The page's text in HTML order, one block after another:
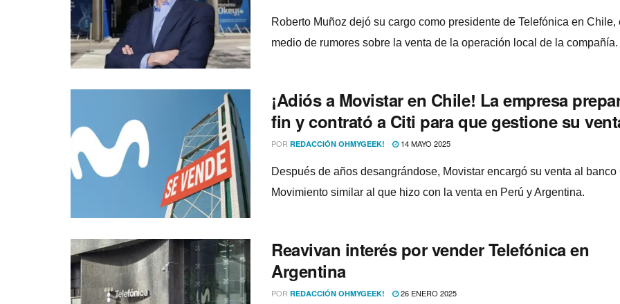
Roberto Muñoz dejó su cargo como presidente de Telefónica en Chile,
medio de rumores sobre la venta de la operación local de la compañía.
¡Adiós a Movistar en Chile! La empresa
fin y contrató a Citi para que gestione su
POR REDACCIÓN OHMYGEEK! 14 MAYO 2025
Después de años desangrándose, Movistar encargó su venta al banco
Movimiento similar al que hizo con la venta en Perú y Argentina.
Reavivan interés por vender Telefónica en
Argentina
POR REDACCIÓN OHMYGEEK! 26 ENERO 2025